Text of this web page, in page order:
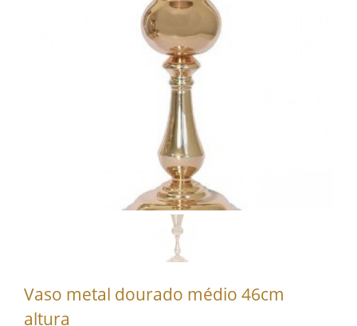
Vaso metal dourado médio 46cm
altura